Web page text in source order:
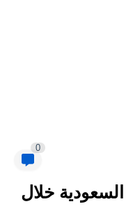
0
السعودية خلال